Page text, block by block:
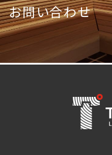
お問い合わせ